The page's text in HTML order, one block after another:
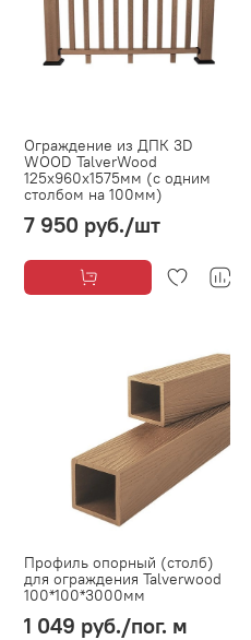
Ограждение из ДПК 3D
WOOD TalverWood
125х960х1575мм (с одним
столбом на 100мм)
7 950 руб./шт
Профиль опорный (столб)
для ограждения Talverwood
100*100*3000мм
1 049 руб./пог. м